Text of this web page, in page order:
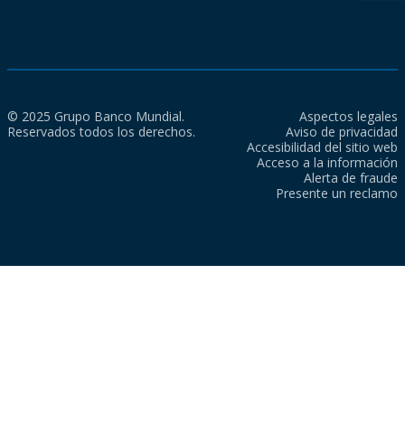
© 2025 Grupo Banco Mundial.
Reservados todos los derechos.
Aspectos legales
Aviso de privacidad
Accesibilidad del sitio web
Acceso a la información
Alerta de fraude
Presente un reclamo